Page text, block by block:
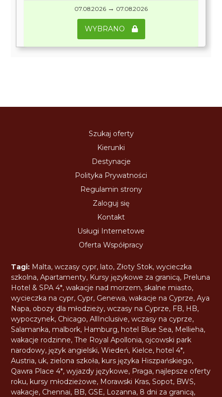
07.08.2026 → 07.08.2026
WYBRANO
Szukaj oferty
Kierunki
Destynacje
Polityka Prywatności
Regulamin strony
Zaloguj się
Kontakt
Usługi Internetowe
Oferta Współpracy
Tagi: Malta,wczasy cypr, lato, Złoty Stok,wycieczka
szkolna,Apartamenty, Kursy językowe za granicą, Preluna
Hotel & SPA 4*,wakacje nad morzem,skalne miasto,
wycieczka na cypr, Cypr, Genewa,wakacje na Cyprze,Aya
Napa, obozy dla młodzieży,wczasy na Cyprze, FB, HB,
wypoczynek, Chicago,AllInclusive,wczasy na cyprze,
Salamanka, malbork, Hamburg, hotel Blue Sea, Mellieha,
wakacje rodzinne,The Royal Apollonia, ojcowski park
narodowy, język angielski,Wiedeń, Kielce, hotel 4*,
Austria, uk, zielona szkoła, kurs języka Hiszpańskiego,
Qawra Place 4*,wyjazdy językowe, Praga, najlepsze oferty
roku, kursy młodzieżowe, Morawski Kras,Sopot, BWS,
wakacje, Chennai, BB, GSE, Lozanna, 8 dni za granicą,